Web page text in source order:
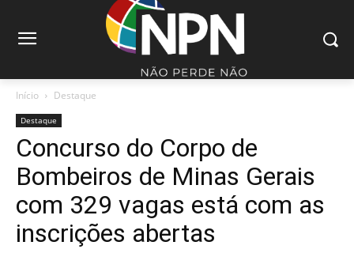
Início Destaque
Destaque
Concurso do Corpo de
Bombeiros de Minas Gerais
com 329 vagas está com as
inscrições abertas